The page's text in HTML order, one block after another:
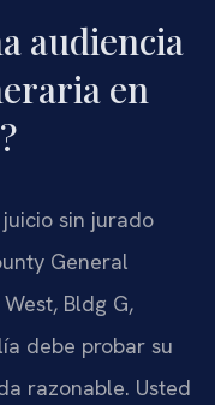
audiencia
en
sin jurado
General
Bldg G,
debe probar su
razonable. Usted